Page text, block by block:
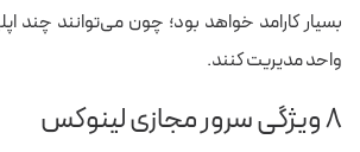
بسیار کارامد خواهد بود؛ چون می‌توانند چند
واحد مدیریت کنند.
۸ ویژگی‌ سرور مجازی لینوکس